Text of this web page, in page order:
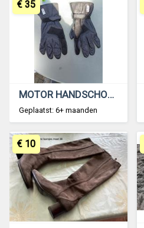
MOTOR HANDSCHOENEN DAMES
Geplaatst: 6+ maanden
€ 35
€ 10